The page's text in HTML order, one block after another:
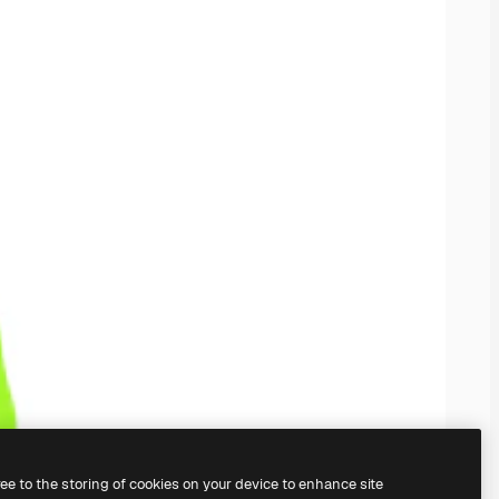
to the storing of cookies on your device to enhance site